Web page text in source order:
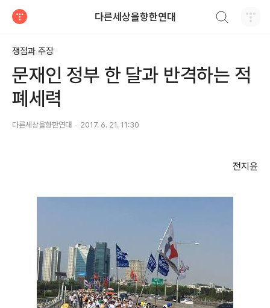
다른세상을향한연대
쟁점과 주장
문재인 정부 한 달과 반격하는 적
폐세력
다른세상을향한연대 2017. 6. 21. 11:30
전지윤